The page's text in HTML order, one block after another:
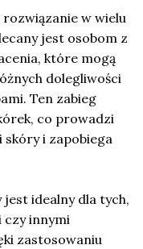
w wielu
jest osobom z
które mogą
dolegliwości
Ten zabieg
co prowadzi
i zapobiega
idealny dla tych,
czy innymi
zastosowaniu